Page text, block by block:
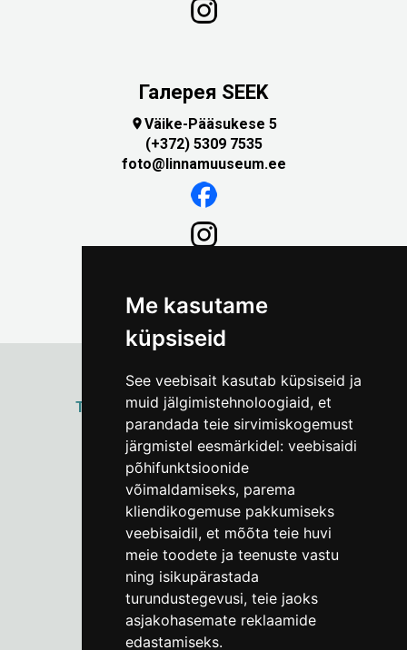
Me kasutame
küpsiseid
See veebisait kasutab küpsiseid ja
muid jälgimistehnoloogiaid, et
parandada teie sirvimiskogemust
järgmistel eesmärkidel: veebisaidi
põhifunktsioonide
võimaldamiseks, parema
kliendikogemuse pakkumiseks
veebisaidil, et mõõta teie huvi
meie toodete ja teenuste vastu
ning isikupärastada
turundustegevusi, teie jaoks
asjakohasemate reklaamide
edastamiseks.
Галерея SEEK
Väike-Pääsukese 5
(+372) 5309 7535
foto@linnamuuseum.ee
ТАЛЛИННСКИЙГОРОДСКОЙ МУЗЕЙ
Vene 17
Пн–Пт 9–17:(+372) 610 4178
info@linnamuuseum.ee